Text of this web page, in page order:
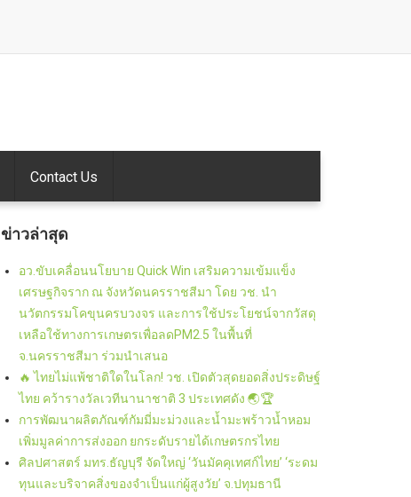
Contact Us
ข่าวล่าสุด
อว.ขับเคลื่อนนโยบาย Quick Win เสริมความเข้มแข็ง
เศรษฐกิจราก ณ จังหวัดนครราชสีมา โดย วช. นำ
นวัตกรรมโคขุนครบวงจร และการใช้ประโยชน์จากวัสดุ
เหลือใช้ทางการเกษตรเพื่อลดPM2.5 ในพื้นที่
จ.นครราชสีมา ร่วมนำเสนอ
🔥 ไทยไม่แพ้ชาติใดในโลก! วช. เปิดตัวสุดยอดสิ่งประดิษฐ์
ไทย คว้ารางวัลเวทีนานาชาติ 3 ประเทศดัง 🌏🏆
การพัฒนาผลิตภัณฑ์กัมมี่มะม่วงและน้ำมะพร้าวน้ำหอม
เพิ่มมูลค่าการส่งออก ยกระดับรายได้เกษตรกรไทย
ศิลปศาสตร์ มทร.ธัญบุรี จัดใหญ่ ‘วันมัคคุเทศก์ไทย’ ‘ระดม
ทุนและบริจาคสิ่งของจำเป็นแก่ผู้สูงวัย’ จ.ปทุมธานี